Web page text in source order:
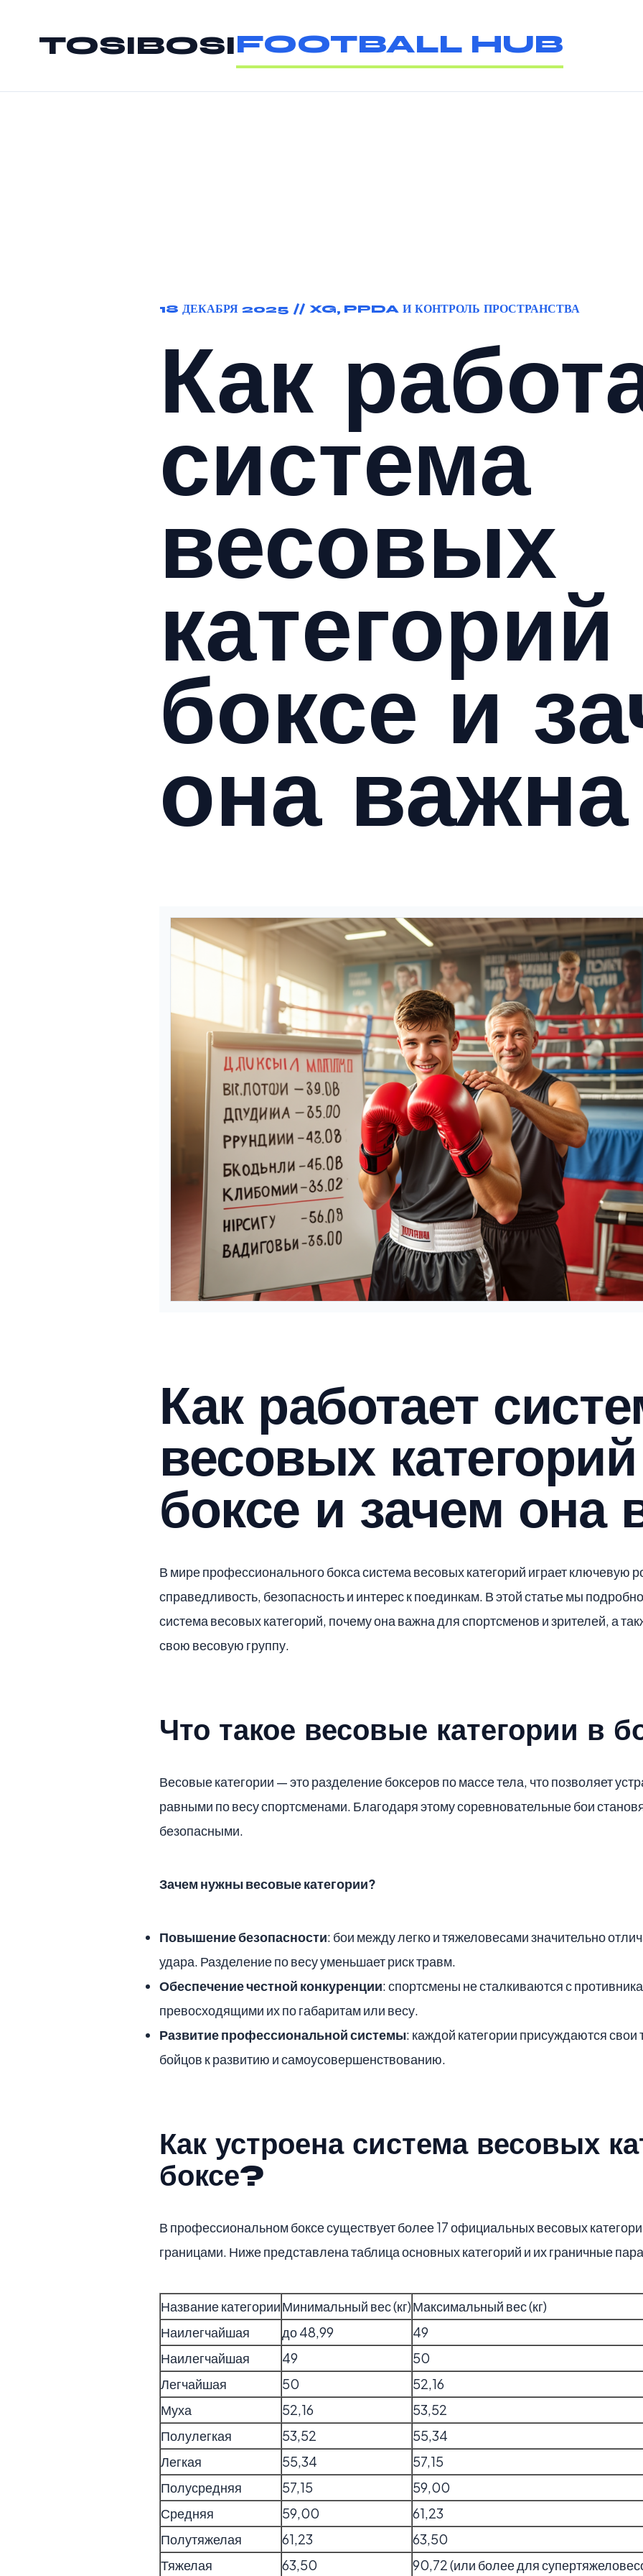
TOSIBOSIFOOTBALL HUB
18 ДЕКАБРЯ 2025 // XG, PPDA И КОНТРОЛЬ ПРОСТРАНСТВА
Как
система
весовых
боксе и
она важна
Как работает
весовых
боксе и зачем она
В мире профессионального бокса система весовых категорий играет ключевую
справедливость, безопасность и интерес к поединкам. В этой статье мы
система весовых категорий, почему она важна для спортсменов и зрителей, а
свою весовую группу.
Что такое весовые категории в
Весовые категории — это разделение боксеров по массе тела, что позволяет
равными по весу спортсменами. Благодаря этому соревновательные бои
безопасными.
Зачем нужны весовые категории?
Повышение безопасности: бои между легко и тяжеловесами значительно
удара. Разделение по весу уменьшает риск травм.
Обеспечение честной конкуренции: спортсмены не сталкиваются с
превосходящими их по габаритам или весу.
Развитие профессиональной системы: каждой категории присуждаются свои
бойцов к развитию и самоусовершенствованию.
Как устроена система весовых
боксе?
В профессиональном боксе существует более 17 официальных весовых
границами. Ниже представлена таблица основных категорий и их граничные
Название категорииМинимальный вес (кг)Максимальный вес (кг)
Наилегчайшая
до 48,99
49
Наилегчайшая
49
50
Легчайшая
50
52,16
Муха
52,16
53,52
Полулегкая
53,52
55,34
Легкая
55,34
57,15
Полусредняя
57,15
59,00
Средняя
59,00
61,23
Полутяжелая
61,23
63,50
Тяжелая
63,50 90,72 (или более для